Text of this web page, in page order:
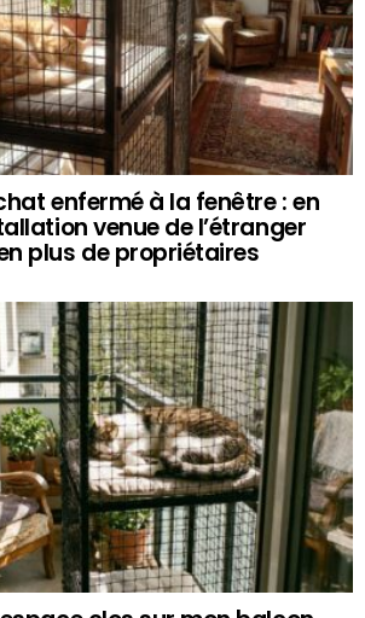
enfermé à la fenêtre : en
venue de l’étranger
plus de propriétaires